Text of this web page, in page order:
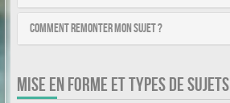
Comment remonter mon sujet ?
MISE EN FORME ET TYPES DE SUJETS